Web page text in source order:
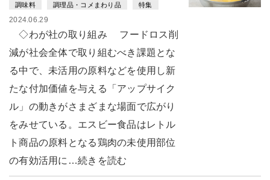
調味料 調理品・コメまわり品 特集
2024.06.29
◇わが社の取り組み フードロス削
減が社会全体で取り組むべき課題とな
る中で、未活用の原料などを使用し新
たな付加価値を与える「アップサイク
ル」の動きがさまざまな場面で広がり
をみせている。エスビー食品はレトル
ト商品の原料となる鶏肉の未使用部位
の有効活用に…続きを読む